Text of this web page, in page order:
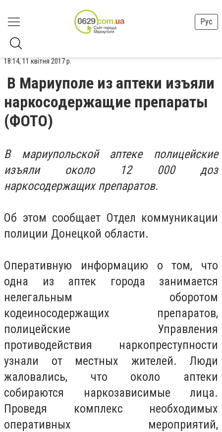
Рус
18:14, 11 квітня 2017 р.
В Мариуполе из аптеки изъяли
наркосодержащие препараты
(ФОТО)
В мариупольской аптеке полицейские
изъяли около 12 000 доз
наркосодержащих препаратов.
Об этом сообщает Отдел коммуникации
полиции Донецкой области.
Оперативную информацию о том, что
одна из аптек города занимается
нелегальным оборотом
кодеиносодержащих препаратов,
полицейские Управления
противодействия наркопреступности
узнали от местных жителей. Люди
жаловались, что около аптеки
собираются наркозависимые лица.
Проведя комплекс необходимых
оперативных мероприятий,